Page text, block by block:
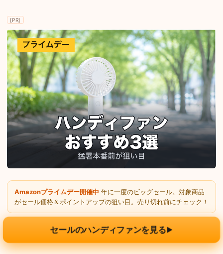
[PR]
Amazonプライムデー開催中 年に一度のビッグセール。対象商品
がセール価格＆ポイントアップの狙い目。売り切れ前にチェック！
セールのハンディファンを見る▶